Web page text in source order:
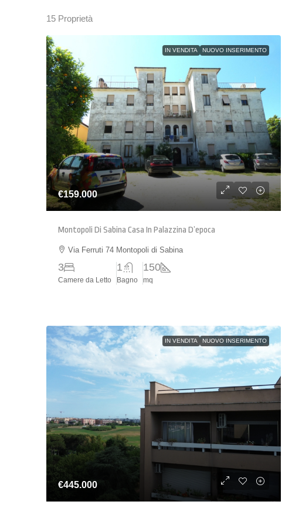
15 Proprietà
IN VENDITA NUOVO INSERIMENTO
€159.000
Montopoli Di Sabina Casa In Palazzina D’epoca
Via Ferruti 74 Montopoli di Sabina
3
Camere da Letto
1
Bagno
150
mq
IN VENDITA NUOVO INSERIMENTO
€445.000